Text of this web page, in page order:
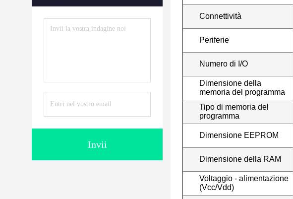
Invii
Connettività
Periferie
Numero di I/O
Dimensione della
memoria del programma
Tipo di memoria del
programma
Dimensione EEPROM
Dimensione della RAM
Voltaggio - alimentazione
(Vcc/Vdd)